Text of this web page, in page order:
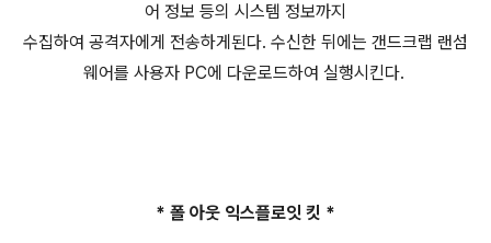
어 정보 등의 시스템 정보까지
수집하여 공격자에게 전송하게된다. 수신한 뒤에는 갠드크랩 랜섬
웨어를 사용자 PC에 다운로드하여 실행시킨다.
* 폴 아웃 익스플로잇 킷 *